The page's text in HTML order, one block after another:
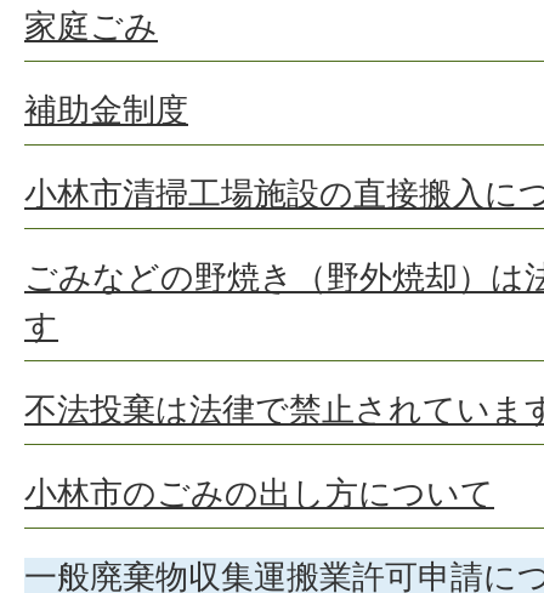
家庭ごみ
補助金制度
小林市清掃工場施設の直接搬入に
ごみなどの野焼き（野外焼却）は
す
不法投棄は法律で禁止されていま
小林市のごみの出し方について
一般廃棄物収集運搬業許可申請に